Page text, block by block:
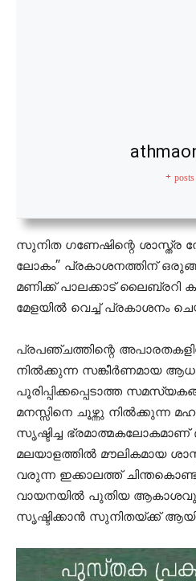
+ posts
സുനിത ഗണേഷിന്റെ ശാസ്ത്ര
ലോകം” പ്രകാശനത്തിന്
മണിക്ക് പാലക്കാട്
മേളയില്‍ വെച്ച് പ്രകാശനം
പ്രപഞ്ചത്തിന്റെ
നില്‍ക്കുന്ന സങ്കീർണമായ
പൂരിപ്പിക്കപ്പെടാത്ത
മനസ്സിനെ ചൂഴ്ന്നു നിൽക്കുന്ന
സൃഷ്ടിച്ച
മലയാളത്തിൽ മൗലികമായ
വരുന്ന ഇക്കാലത്ത്
വായനയിൽ പുതിയ
സൃഷ്ടിക്കാൻ സുനിതയ്ക്ക്